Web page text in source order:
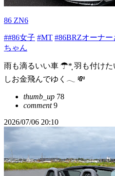
86 ZN6
##86女子 #MT #86BRZオーナ
ちゃん
雨も滴るいい車 ☂︎*̣̩ 羽も付けた
しお金飛んでゆく‪‪𓂃 💸
thumb_up 78
comment9
2026/07/06 20:10